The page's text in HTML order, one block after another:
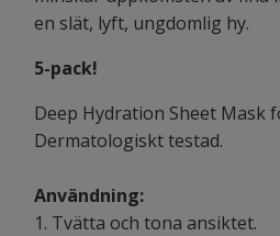
en slät, lyft, ungdomlig hy.
5-pack!
Deep Hydration Sheet Mask
Dermatologiskt testad.
Användning:
1. Tvätta och tona ansiktet.